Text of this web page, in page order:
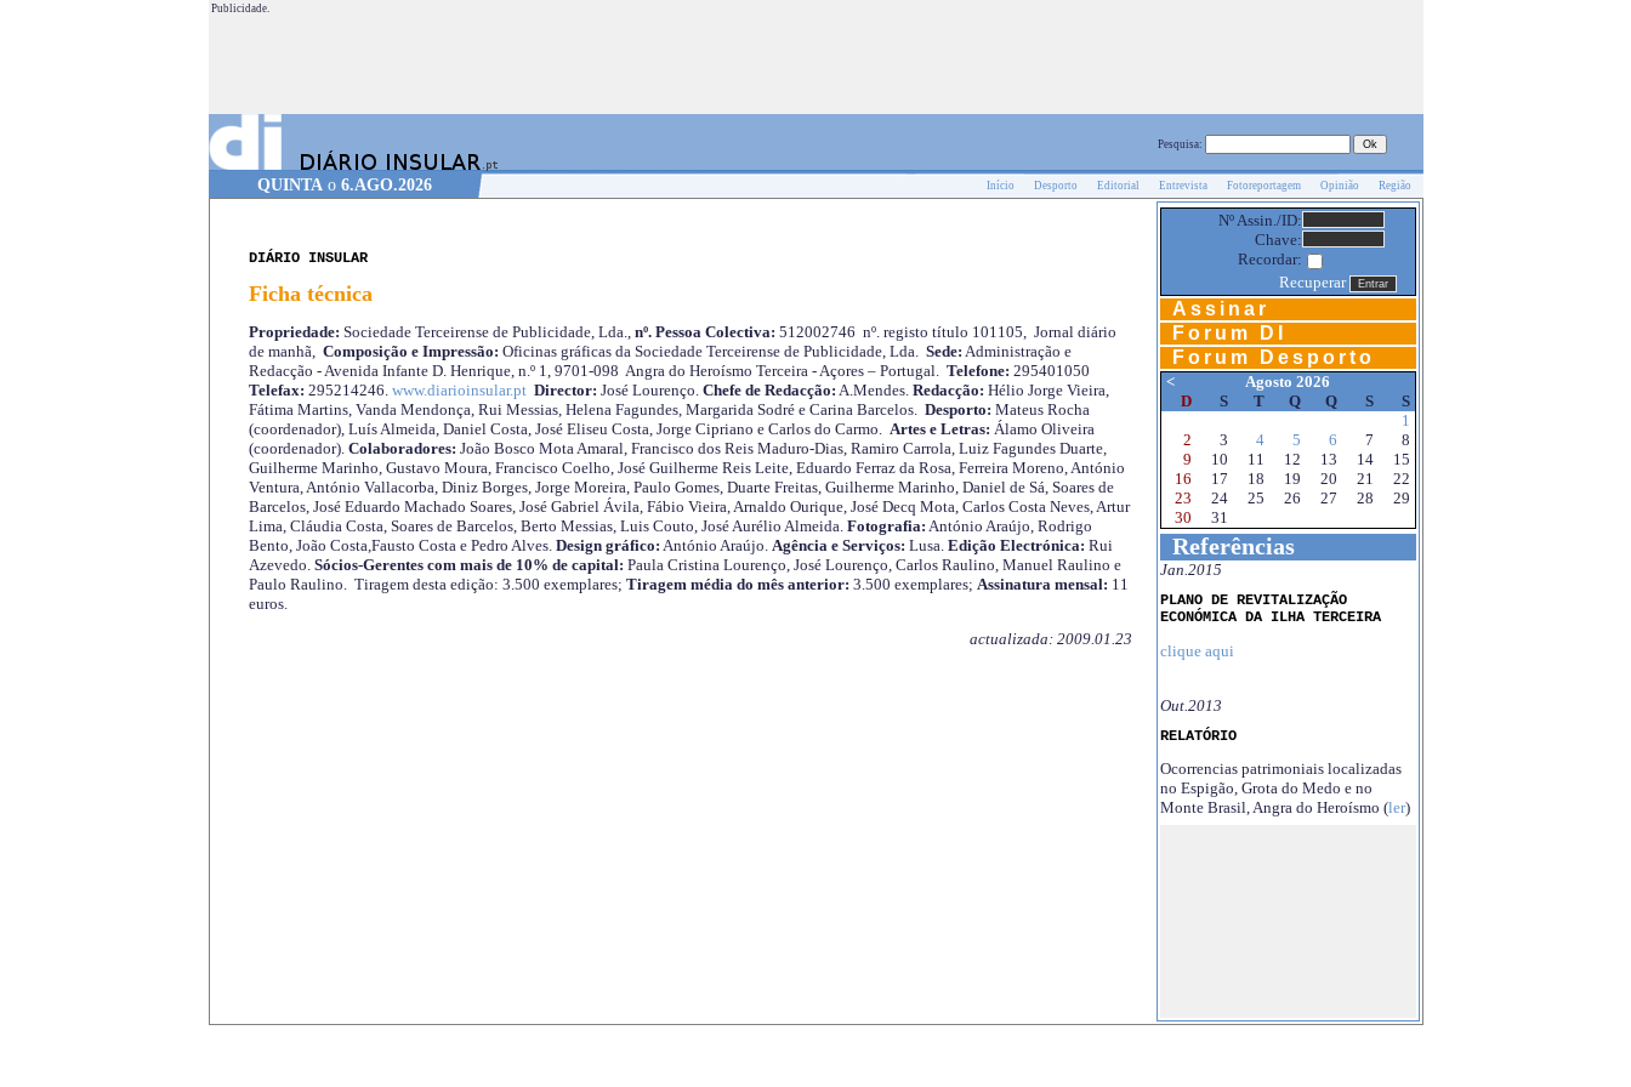
Publicidade.
Pesquisa:
QUINTA o 6.AGO.2026 Início Desporto Editorial Entrevista Fotoreportagem Opinião Região
DIÁRIO INSULAR
Ficha técnica
Propriedade: Sociedade Terceirense de Publicidade, Lda.,nº. Pessoa Colectiva: 512002746 nº. registo título 101105, Jornal diário
de manhã, Composição e Impressão: Oficinas gráficas da Sociedade Terceirense de Publicidade, Lda. Sede: Administração e
Redacção - Avenida Infante D. Henrique, n.º 1, 9701-098 Angra do Heroísmo Terceira - Açores – Portugal. Telefone: 295401050
Telefax: 295214246. www.diarioinsular.pt Director: José Lourenço. Chefe de Redacção: A.Mendes. Redacção: Hélio Jorge Vieira,
Fátima Martins, Vanda Mendonça, Rui Messias, Helena Fagundes, Margarida Sodré e Carina Barcelos. Desporto: Mateus Rocha
(coordenador), Luís Almeida, Daniel Costa, José Eliseu Costa, Jorge Cipriano e Carlos do Carmo. Artes e Letras: Álamo Oliveira
(coordenador). Colaboradores: João Bosco Mota Amaral, Francisco dos Reis Maduro-Dias, Ramiro Carrola, Luiz Fagundes Duarte,
Guilherme Marinho, Gustavo Moura, Francisco Coelho, José Guilherme Reis Leite, Eduardo Ferraz da Rosa, Ferreira Moreno, António
Ventura, António Vallacorba, Diniz Borges, Jorge Moreira, Paulo Gomes, Duarte Freitas, Guilherme Marinho, Daniel de Sá, Soares de
Barcelos, José Eduardo Machado Soares, José Gabriel Ávila, Fábio Vieira, Arnaldo Ourique, José Decq Mota, Carlos Costa Neves, Artur
Lima, Cláudia Costa, Soares de Barcelos, Berto Messias, Luis Couto, José Aurélio Almeida. Fotografia: António Araújo, Rodrigo
Bento, João Costa,Fausto Costa e Pedro Alves. Design gráfico: António Araújo. Agência e Serviços: Lusa. Edição Electrónica: Rui
Azevedo. Sócios-Gerentes com mais de 10% de capital: Paula Cristina Lourenço, José Lourenço, Carlos Raulino, Manuel Raulino e
Paulo Raulino. Tiragem desta edição: 3.500 exemplares; Tiragem média do mês anterior: 3.500 exemplares; Assinatura mensal: 11
euros.
actualizada: 2009.01.23
Nº Assin./ID:
Chave:
Recordar:
Recuperar
Assinar
Forum DI
Forum Desporto
<
Agosto 2026
D
S T Q Q S
S
1
2
3 4 5 6 7
8
9
10 11 12 13 14
15
16
17 18 19 20 21
22
23
24 25 26 27 28
29
30
31
Referências
Jan.2015
PLANO DE REVITALIZAÇÃO
ECONÓMICA DA ILHA TERCEIRA
clique aqui
Out.2013
RELATÓRIO
Ocorrencias patrimoniais localizadas
no Espigão, Grota do Medo e no
Monte Brasil, Angra do Heroísmo (ler)